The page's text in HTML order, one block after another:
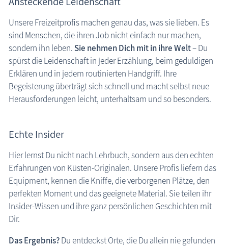
Aktivitäten: Sommerrodelbahn
Unsere Freizeitprofis machen genau das, was sie lieben. Es
sind Menschen, die ihren Job nicht einfach nur machen,
sondern ihn leben. Sie nehmen Dich mit in ihre Welt– Du
spürst die Leidenschaft in jeder Erzählung, beim geduldigen
Erklären und in jedem routinierten Handgriff. Ihre
Begeisterung überträgt sich schnell und macht selbst neue
Herausforderungen leicht, unterhaltsam und so besonders.
Echte Insider
Hier lernst Du nicht nach Lehrbuch, sondern aus den echten
Erfahrungen von Küsten-Originalen. Unsere Profis liefern das
Equipment, kennen die Kniffe, die verborgenen Plätze, den
perfekten Moment und das geeignete Material. Sie teilen ihr
Insider-Wissen und ihre ganz persönlichen Geschichten mit
Dir.
Das Ergebnis?Du entdeckst Orte, die Du allein nie gefunden